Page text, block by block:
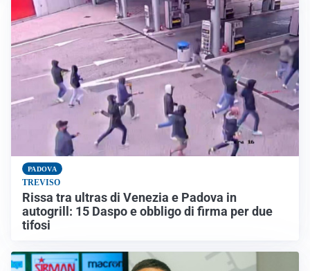
PADOVA
TREVISO
Rissa tra ultras di Venezia e Padova in
autogrill: 15 Daspo e obbligo di firma per due
tifosi